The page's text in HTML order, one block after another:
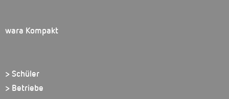
wara Kompakt
> Schüler
> Betriebe